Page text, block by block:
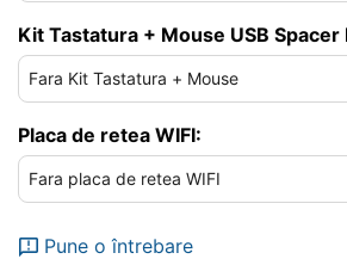
Kit Tastatura + Mouse USB Spacer
Placa de retea WIFI:
Pune o întrebare